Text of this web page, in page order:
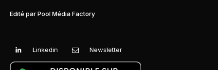
Edité par Pool Média Factory
Linkedin Newsletter